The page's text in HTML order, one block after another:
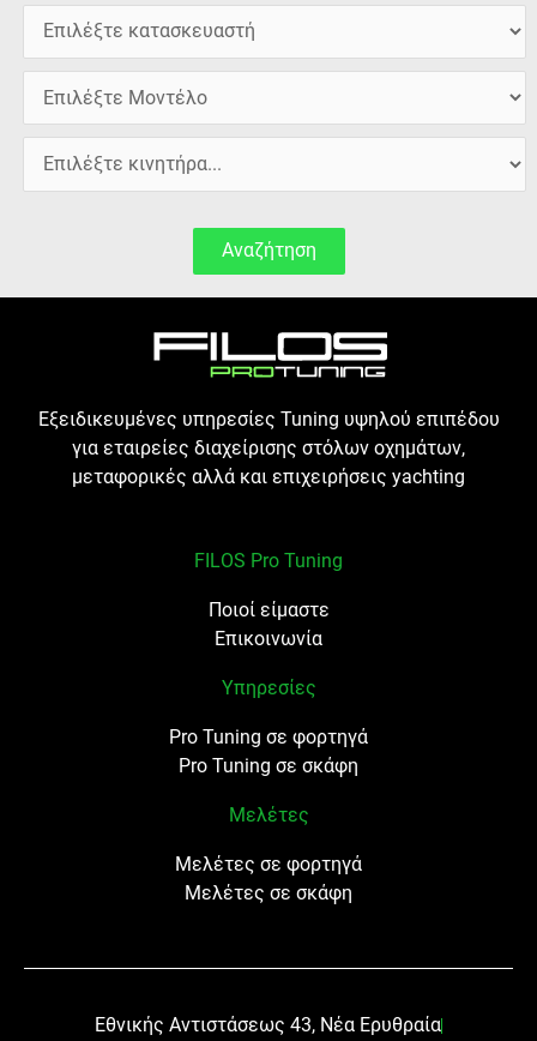
Αναζήτηση
Εξειδικευμένες υπηρεσίες Tuning υψηλού επιπέδου
για εταιρείες διαχείρισης στόλων οχημάτων,
μεταφορικές αλλά και επιχειρήσεις yachting
FILOS Pro Tuning
Ποιοί είμαστε
Επικοινωνία
Υπηρεσίες
Pro Tuning σε φορτηγά
Pro Tuning σε σκάφη
Μελέτες
Μελέτες σε φορτηγά
Μελέτες σε σκάφη
Εθνικής Αντιστάσεως 43, Νέα Ερυθραία